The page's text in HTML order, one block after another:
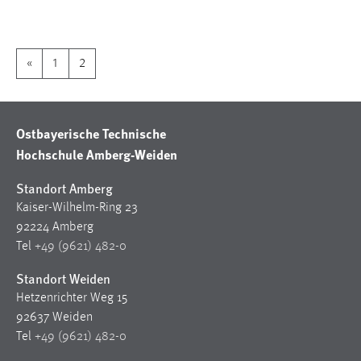
« 1 2
Ostbayerische Technische
Hochschule Amberg-Weiden
Standort Amberg
Kaiser-Wilhelm-Ring 23
92224 Amberg
Tel +49 (9621) 482-0
Standort Weiden
Hetzenrichter Weg 15
92637 Weiden
Tel +49 (9621) 482-0
Performance
Zweck:
Für performante Seitenauslieferung wird in diesem Cookie
Sprachpräferenz
Name:
Zweck:
Das Cookie speichert die gewählte Sprache der Website.